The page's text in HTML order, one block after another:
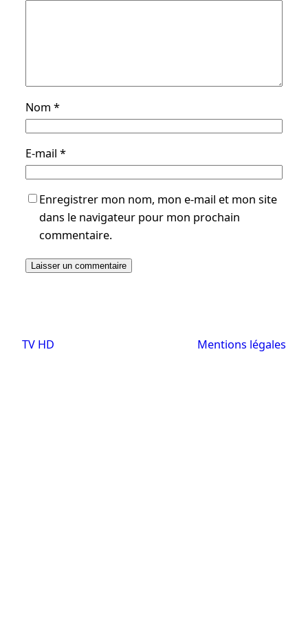
Nom *
E-mail *
Enregistrer mon nom, mon e-mail et mon site
dans le navigateur pour mon prochain
commentaire.
TV HD Mentions légales